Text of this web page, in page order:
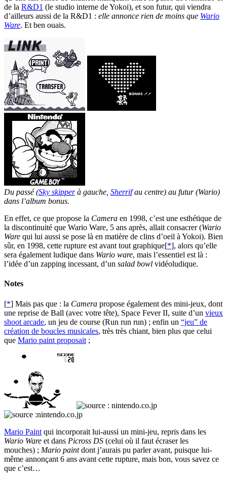
de la R&D1 (le studio interne de Yokoi), et son futur, qui viendra
d’ailleurs aussi de la R&D1 : elle annonce rien de moins que Wario
Ware. Et ben ouais.
Du passé (Sky skipperà gauche, Sherrifau centre) au futur (Wario)
dans l’album bonus.
En effet, ce que propose la Camera en 1998, c’est une esthétique de
la discontinuité que Wario Ware, 5 ans après, allait consacrer (Wario
Ware qui lui aussi se pose là en matière de clins d’oeil à Yokoi). Bien
sûr, en 1998, cette rupture est avant tout graphique[*], alors qu’elle
sera également ludique dans Wario ware, mais l’essentiel est là :
l’idée d’un zapping incessant, d’un salad bowl vidéoludique.
Notes
[*] Mais pas que : la Camera propose également des mini-jeux, dont
une reprise de Ball (avec votre tête), Space Fever II, suite d’un vieux
shoot arcade, un jeu de course (Run run run) ; enfin un “jeu” de
création de boucles musicales, très très chiant, bien plus que celui
que Mario paint proposait ;
Mario Paint qui incorporait lui-aussi un mini-jeu, repris dans les
Wario Ware et dans Picross DS (celui où il faut écraser les
mouches) ; Mario paintdont j’aurais pu parler avant, puisque lui-
même annonçant 6 ans avant cette rupture, mais bon, vous savez ce
que c’est…